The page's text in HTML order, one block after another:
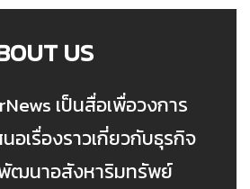
US
เป็นสื่อเพื่อวงการ
อเรื่องราวเกี่ยวกับธุรกิจ
ฒนาอสังหาริมทรัพย์